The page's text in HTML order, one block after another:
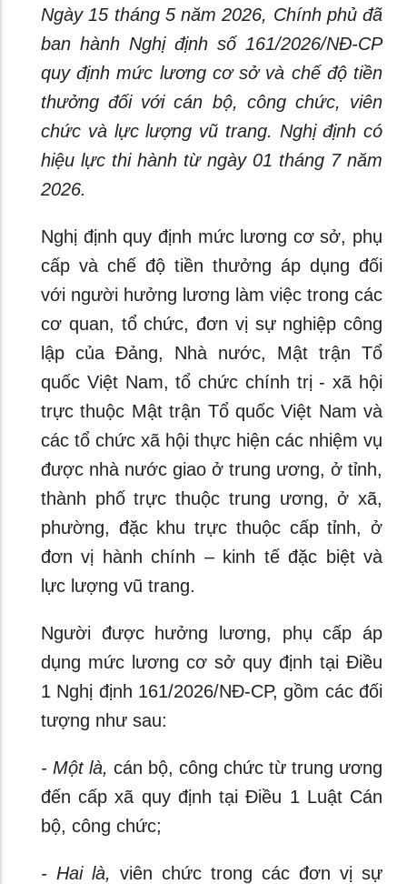
Ngày 15 tháng 5 năm 2026, Chính phủ đã
ban hành Nghị định số 161/2026/NĐ-CP
quy định mức lương cơ sở và chế độ tiền
thưởng đối với cán bộ, công chức, viên
chức và lực lượng vũ trang. Nghị định có
hiệu lực thi hành từ ngày 01 tháng 7 năm
2026.
Nghị định quy định mức lương cơ sở, phụ
cấp và chế độ tiền thưởng áp dụng đối
với người hưởng lương làm việc trong các
cơ quan, tổ chức, đơn vị sự nghiệp công
lập của Đảng, Nhà nước, Mật trận Tổ
quốc Việt Nam, tổ chức chính trị - xã hội
trực thuộc Mật trận Tổ quốc Việt Nam và
các tổ chức xã hội thực hiện các nhiệm vụ
được nhà nước giao ở trung ương, ở tỉnh,
thành phố trực thuộc trung ương, ở xã,
phường, đặc khu trực thuộc cấp tỉnh, ở
đơn vị hành chính – kinh tế đặc biệt và
lực lượng vũ trang.
Người được hưởng lương, phụ cấp áp
dụng mức lương cơ sở quy định tại Điều
1 Nghị định 161/2026/NĐ-CP, gồm các đối
tượng như sau:
- Một là, cán bộ, công chức từ trung ương
đến cấp xã quy định tại Điều 1 Luật Cán
bộ, công chức;
- Hai là, viên chức trong các đơn vị sự